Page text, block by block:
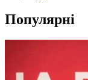
Популярні